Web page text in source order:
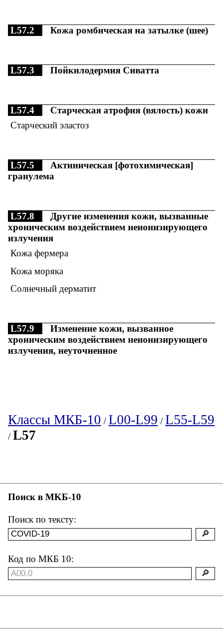
L57.2 Кожа ромбическая на затылке (шее)
L57.3 Пойкилодермия Сиватта
L57.4
Старческая атрофия (вялость) кожи
Старческий эластоз
L57.5
Актиническая [фотохимическая]
гранулема
L57.8
Другие изменения кожи, вызванные
хроническим воздействием неионизирующего
излучения
Кожа фермера
Кожа моряка
Солнечный дерматит
L57.9
Изменение кожи, вызванное
хроническим воздействием неионизирующего
излучения, неуточненное
Классы МКБ-10 /L00-L99 /L55-L59
/L57
Поиск в MKБ-10
Поиск по тексту:
Код по МКБ 10: